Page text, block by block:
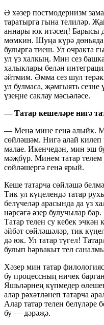
Ә хәзер постмодернизм
таратырга гына телиләр.
аннары юк итәсең! Барысы
мөмкин. Шуңа күрә
булырга тиеш. Ул очракта
ул үз халкың. Мин сез
халыклары белән
әйтмим. Әмма сез шул
ул булмаса, җәмгыять сезне
үзеңне саклау мәсьәләсе.
— Татар кешеләре нигә
— Менә мине генә алыйк.
сөйләшәм. Нигә алай
малае. Икенчедән, мин эш
мәҗбүр. Минем татар телем
сөйләшергә генә ярый.
Кеше татарча сөйләшә
Тик ул күңелендә татар
белүчеләр арасында да үз
нәрсәгә әзер булучылар
Татар телен су кебек эчкән
әйбәт сөйләшәләр, тик
дә юк. Ул татар түгел!
булып һәрвакыт тел
Хәзер мин татар
бу процессның ничек
Яшьләрнең күпмедер
алар рәхәтләнеп татарча
Алар татар телен белүләре
бу — дәрәҗә.